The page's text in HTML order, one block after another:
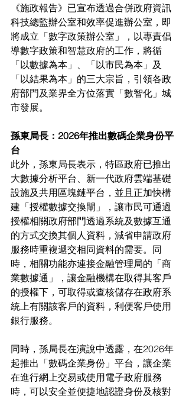
《施政報告》已宣布透過合併政府資訊
科技總監辦公室和效率促進辦公室，即
將成立「數字政策辦公室」，以專責倡
導數字政策和智慧政府的工作，將循
「以數據為本」、「以市民為本」及
「以結果為本」的三大宗旨，引領各政
府部門及業界全方位落實「數智化」城
市發展。
孫東局長：2026年推出數碼企業身份平
台
此外，孫東局長表示，特區政府已推出
大數據分析平台、新一代政府雲端基礎
設施及共用區塊鏈平台，並且正加快構
建「授權數據交換閘」，讓市民可通過
授權相關政府部門透過系統及數據互通
的方式交換其個人資料，減省申請政府
服務時重複遞交相同資料的需要。同
時，相關功能亦連接金融管理局的「商
業數據通」，讓金融機構在取得其客戶
的授權下，可取得或查核儲存在政府系
統上有關該客戶的資料，利便客戶使用
銀行服務。
同時，孫局長在演說中透露，在2026年
起推出「數碼企業身份」平台，讓企業
在進行網上交易或使用電子政府服務
時，可以安全並便捷地認證身份及核對